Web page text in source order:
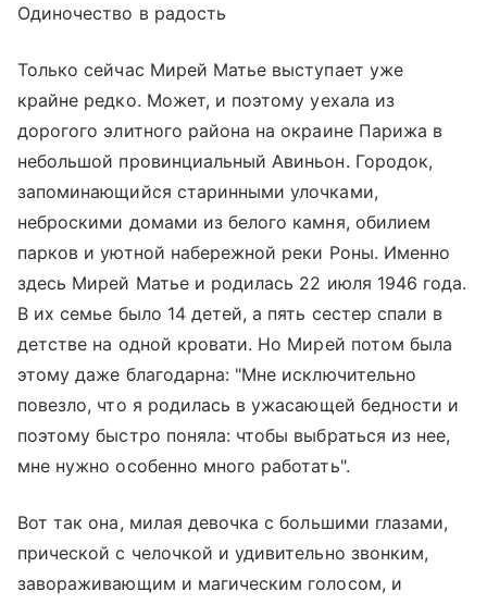
Одиночество в радость
Только сейчас Мирей Матье выступает уже
крайне редко. Может, и поэтому уехала из
дорогого элитного района на окраине Парижа в
небольшой провинциальный Авиньон. Городок,
запоминающийся старинными улочками,
неброскими домами из белого камня, обилием
парков и уютной набережной реки Роны. Именно
здесь Мирей Матье и родилась 22 июля 1946 года.
В их семье было 14 детей, а пять сестер спали в
детстве на одной кровати. Но Мирей потом была
этому даже благодарна: "Мне исключительно
повезло, что я родилась в ужасающей бедности и
поэтому быстро поняла: чтобы выбраться из нее,
мне нужно особенно много работать".
Вот так она, милая девочка с большими глазами,
прической с челочкой и удивительно звонким,
завораживающим и магическим голосом, и